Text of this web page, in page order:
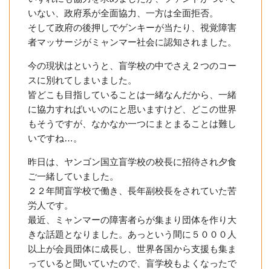
いない、政府系が全面協力、一方は全面拒否。
そして政府の後押しでゲンキーが当たり、視覚障害
者マッサージがミャンマー社会に認知されました。
今の現状はというと、盲学校の中でさえ２つのコー
スに別れてしまいました。
皆どこも目指していることは一緒なんだから、一緒
に協力すればいいのにと思いますけど、どこの世界
もそうですが、なかなか一つにまとまることは難し
いですね…。
昨日は、ヤンゴン国立盲学校の校長に招待され夕食
ご一緒していました。
２２年間盲学校で働き、長年副校長をされていた苦
労人です。
最近、ミャンマーの障害者らが集まり団体を作り大
きな話題となりました。あっという間に５０００人
以上が会員団体に成長し、世界各国から支援も集ま
っていると聞いていたので、盲学校もよくなったで